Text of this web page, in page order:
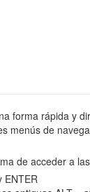
forma rápida y
menús de
de acceder a
ENTER